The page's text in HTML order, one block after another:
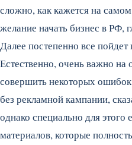
сложно, как кажется на
желание начать бизнес в РФ,
Далее постепенно все
Естественно, очень важно на
совершить некоторых
без рекламной кампании,
однако специально для этого
материалов, которые